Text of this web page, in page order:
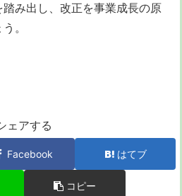
み出し、改正を事業成長の原
。
ェアする
Facebook はてブ
コピー